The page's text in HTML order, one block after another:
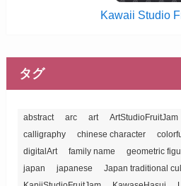
Kawaii Studio
タグ
abstract arc art ArtStudioFruitJam
calligraphy
chinese character
digitalArt
family name geometric
japan
japanese Japan traditional